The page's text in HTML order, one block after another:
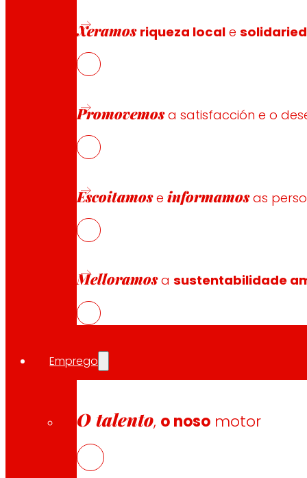
Xeramos riqueza local e
Promovemosa satisfacción e o
Escoitamoseinformamosas
Melloramosasustentabilidade
Emprego
O talento, o noso motor
Seguridade e confianza
Premios e recoñecementos
Condicións xerais do Club
Condicións xerais da Tarxeta Ouro
Termos e condicións
Política de cookies
Política de protección de datos